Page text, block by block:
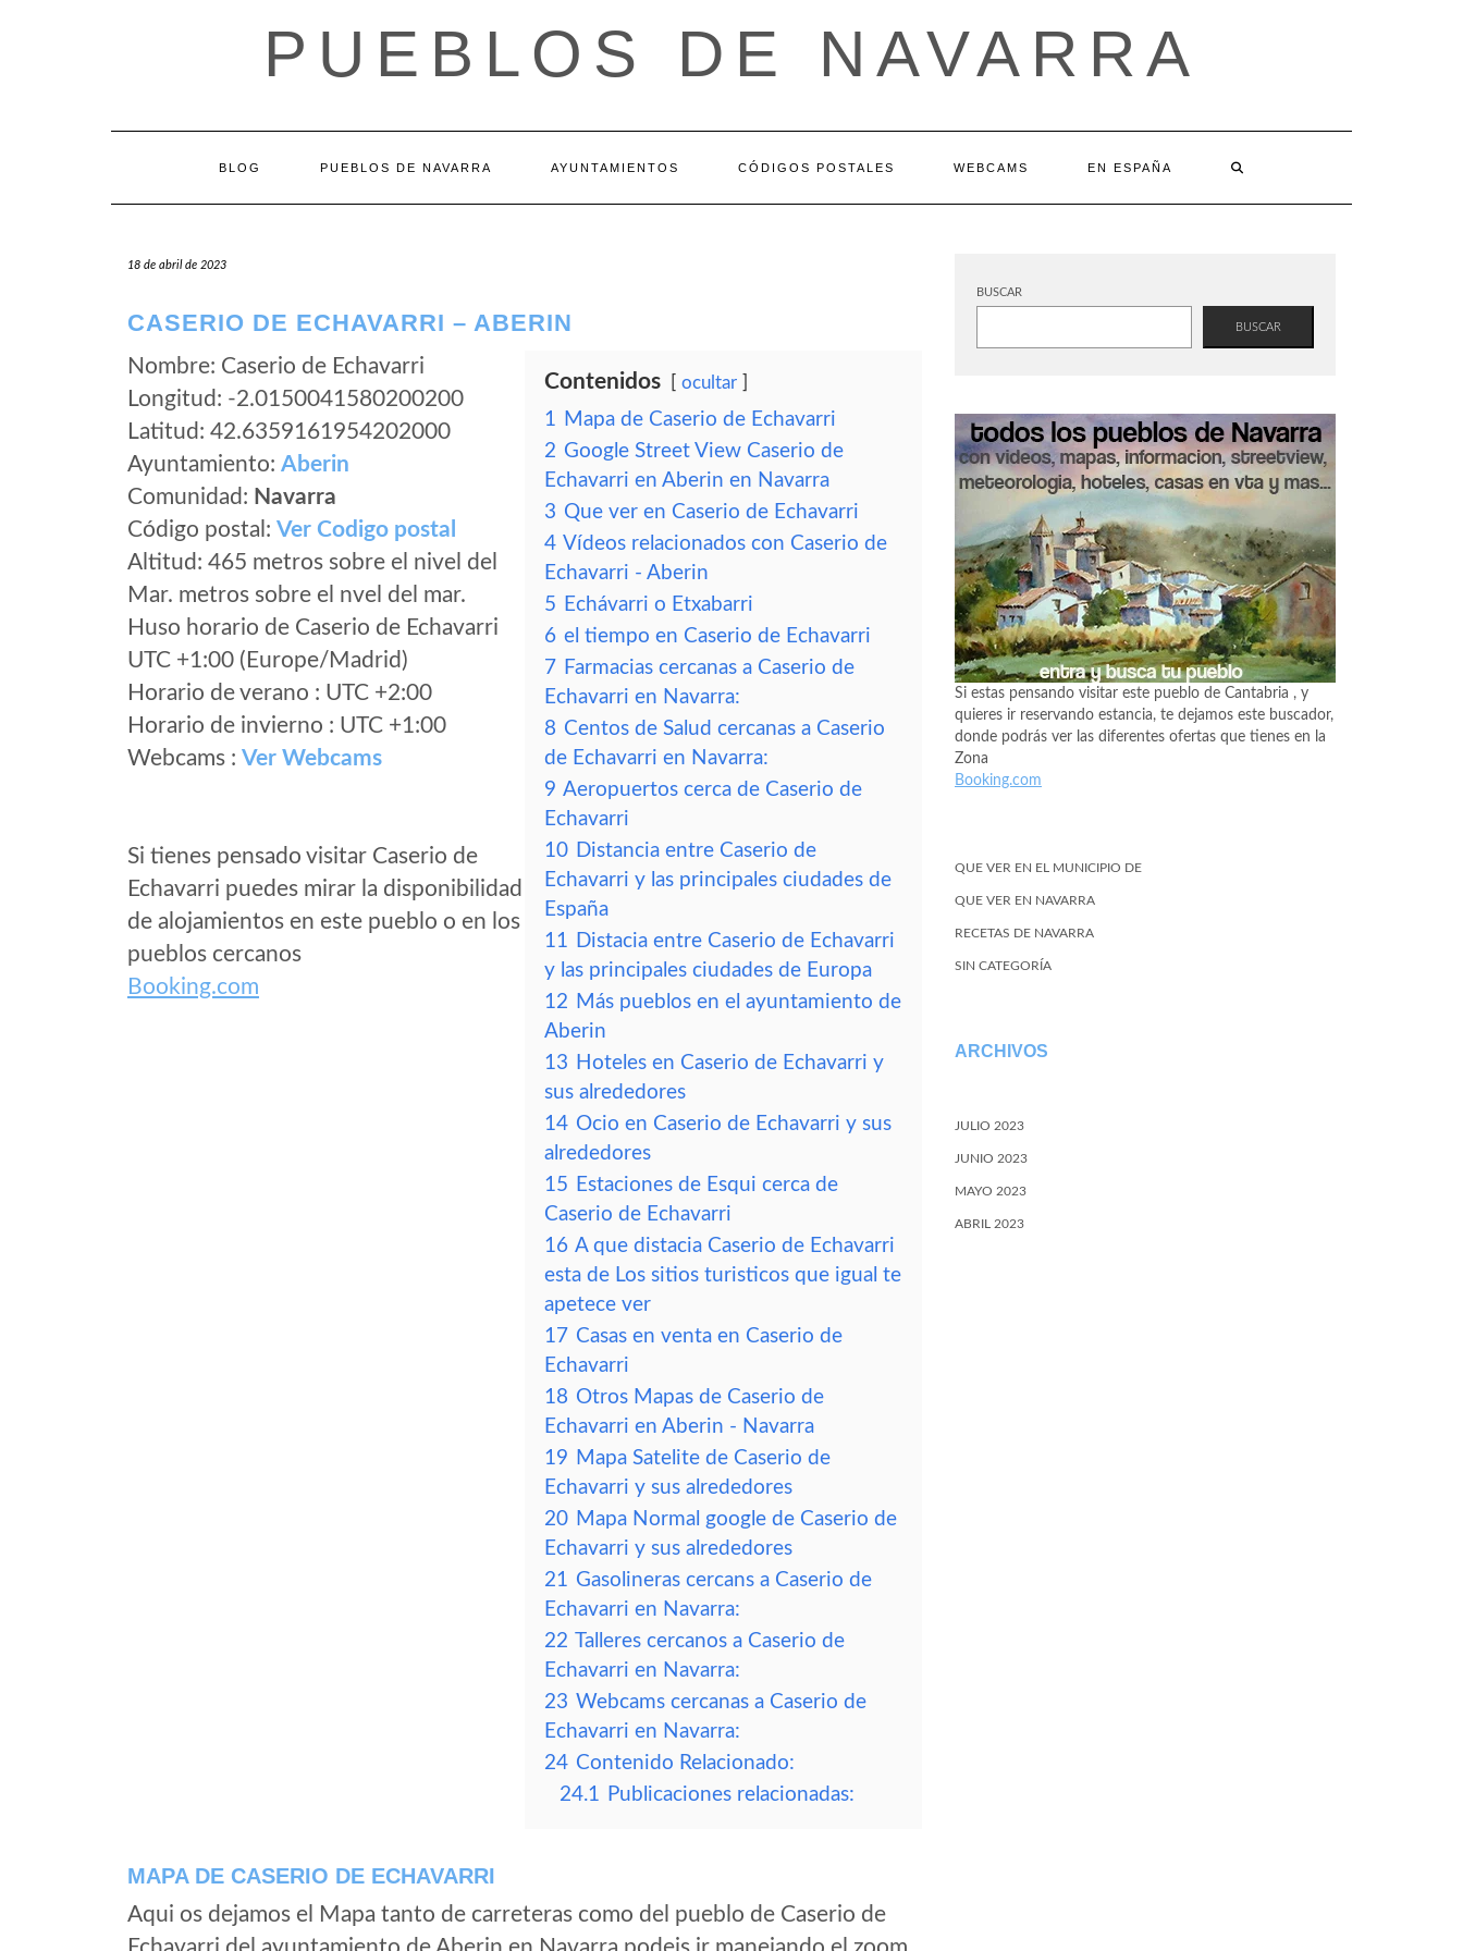
PUEBLOS DE NAVARRA
BLOG PUEBLOS DE NAVARRA AYUNTAMIENTOS CÓDIGOS POSTALES WEBCAMS EN ESPAÑA
18 de abril de 2023
CASERIO DE ECHAVARRI – ABERIN
Nombre: Caserio de Echavarri
Longitud: -2.0150041580200200
Latitud: 42.6359161954202000
Ayuntamiento: Aberin
Comunidad: Navarra
Código postal: Ver Codigo postal
Altitud: 465 metros sobre el nivel del
Mar. metros sobre el nvel del mar.
Huso horario de Caserio de Echavarri
UTC +1:00 (Europe/Madrid)
Horario de verano : UTC +2:00
Horario de invierno : UTC +1:00
Webcams : Ver Webcams
Si tienes pensado visitar Caserio de
Echavarri puedes mirar la disponibilidad
de alojamientos en este pueblo o en los
pueblos cercanos
Booking.com
Contenidos ocultar
1 Mapa de Caserio de Echavarri
2 Google Street View Caserio de
Echavarri en Aberin en Navarra
3 Que ver en Caserio de Echavarri
4 Vídeos relacionados con Caserio de
Echavarri - Aberin
5 Echávarri o Etxabarri
6 el tiempo en Caserio de Echavarri
7 Farmacias cercanas a Caserio de
Echavarri en Navarra:
8 Centos de Salud cercanas a Caserio
de Echavarri en Navarra:
9 Aeropuertos cerca de Caserio de
Echavarri
10 Distancia entre Caserio de
Echavarri y las principales ciudades de
España
11 Distacia entre Caserio de Echavarri
y las principales ciudades de Europa
12 Más pueblos en el ayuntamiento de
Aberin
13 Hoteles en Caserio de Echavarri y
sus alrededores
14 Ocio en Caserio de Echavarri y sus
alrededores
15 Estaciones de Esqui cerca de
Caserio de Echavarri
16 A que distacia Caserio de Echavarri
esta de Los sitios turisticos que igual te
apetece ver
17 Casas en venta en Caserio de
Echavarri
18 Otros Mapas de Caserio de
Echavarri en Aberin - Navarra
19 Mapa Satelite de Caserio de
Echavarri y sus alrededores
20 Mapa Normal google de Caserio de
Echavarri y sus alrededores
21 Gasolineras cercans a Caserio de
Echavarri en Navarra:
22 Talleres cercanos a Caserio de
Echavarri en Navarra:
23 Webcams cercanas a Caserio de
Echavarri en Navarra:
24 Contenido Relacionado:
24.1 Publicaciones relacionadas:
MAPA DE CASERIO DE ECHAVARRI
Aqui os dejamos el Mapa tanto de carreteras como del pueblo de Caserio de
BUSCAR
BUSCAR
Si estas pensando visitar este pueblo de Cantabria , y
quieres ir reservando estancia, te dejamos este buscador,
donde podrás ver las diferentes ofertas que tienes en la
Zona
Booking.com
QUE VER EN EL MUNICIPIO DE
QUE VER EN NAVARRA
RECETAS DE NAVARRA
SIN CATEGORÍA
ARCHIVOS
JULIO 2023
JUNIO 2023
MAYO 2023
ABRIL 2023